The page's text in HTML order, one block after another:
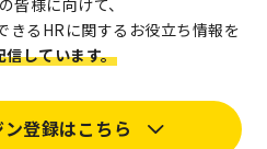
皆様に向けて、
きるHRに関するお役立ち情報を
信しています。
登録はこちら